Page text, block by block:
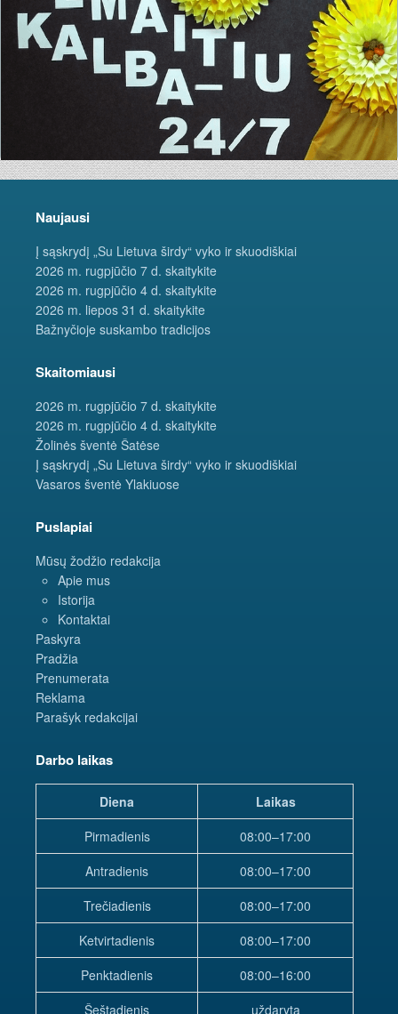
Naujausi
Į sąskrydį „Su Lietuva širdy“ vyko ir skuodiškiai
2026 m. rugpjūčio 7 d. skaitykite
2026 m. rugpjūčio 4 d. skaitykite
2026 m. liepos 31 d. skaitykite
Bažnyčioje suskambo tradicijos
Skaitomiausi
2026 m. rugpjūčio 7 d. skaitykite
2026 m. rugpjūčio 4 d. skaitykite
Žolinės šventė Šatėse
Į sąskrydį „Su Lietuva širdy“ vyko ir skuodiškiai
Vasaros šventė Ylakiuose
Puslapiai
Mūsų žodžio redakcija
Apie mus
Istorija
Kontaktai
Paskyra
Pradžia
Prenumerata
Reklama
Parašyk redakcijai
Darbo laikas
Diena
Laikas
Pirmadienis
08:00–17:00
Antradienis
08:00–17:00
Trečiadienis
08:00–17:00
Ketvirtadienis
08:00–17:00
Penktadienis
08:00–16:00
Šeštadienis
uždaryta